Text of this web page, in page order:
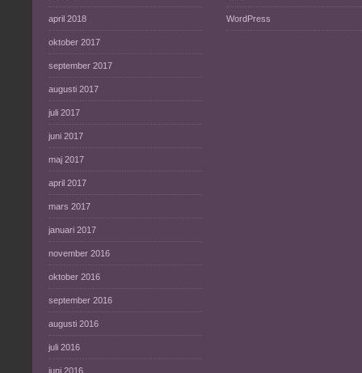
april 2018
oktober 2017
september 2017
augusti 2017
juli 2017
juni 2017
maj 2017
april 2017
mars 2017
januari 2017
november 2016
oktober 2016
september 2016
augusti 2016
juli 2016
juni 2016
WordPress